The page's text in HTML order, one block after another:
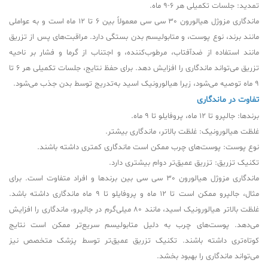
تمدید: جلسات تکمیلی هر 6-9 ماه.
ماندگاری مزوژل هیالورون 30 سی سی معمولاً بین 6 تا 12 ماه است و به عواملی
مانند برند، نوع پوست، و متابولیسم بدن بستگی دارد. مراقبت‌های پس از تزریق
مانند استفاده از ضدآفتاب، مرطوب‌کننده، و اجتناب از گرما و فشار بر ناحیه
تزریق می‌تواند ماندگاری را افزایش دهد. برای حفظ نتایج، جلسات تکمیلی هر 6 تا
9 ماه توصیه می‌شود، زیرا هیالورونیک اسید به‌تدریج توسط بدن جذب می‌شود.
تفاوت در ماندگاری
برندها: جالپرو تا 12 ماه، پروفایلو تا 9 ماه.
غلظت هیالورونیک: غلظت بالاتر، ماندگاری بیشتر.
نوع پوست: پوست‌های چرب ممکن است ماندگاری کمتری داشته باشند.
تکنیک تزریق: تزریق عمیق‌تر دوام بیشتری دارد.
ماندگاری مزوژل هیالورون 30 سی سی بین برندها و افراد متفاوت است. برای
مثال، جالپرو ممکن است تا 12 ماه و پروفایلو تا 9 ماه ماندگاری داشته باشد.
غلظت بالاتر هیالورونیک اسید، مانند 80 میلی‌گرم در جالپرو، ماندگاری را افزایش
می‌دهد. پوست‌های چرب به دلیل متابولیسم سریع‌تر ممکن است نتایج
کوتاه‌تری داشته باشند. تکنیک تزریق عمیق‌تر توسط پزشک متخصص نیز
می‌تواند ماندگاری را بهبود بخشد.